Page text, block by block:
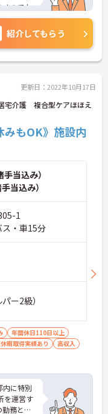
すのでお
紹介してもらう
更新日：2022年10月17日
宅介護 複合型ケアほほえ
みもOK》施設内
当込み）
当込み）
1
・車15分
ー2級）
年間休日110日以上
暇取得実績あり
高収入
内に特別
を運営す
務とな